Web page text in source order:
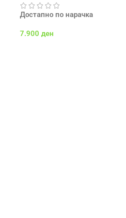
Достапно по нарачка
7.900 ден